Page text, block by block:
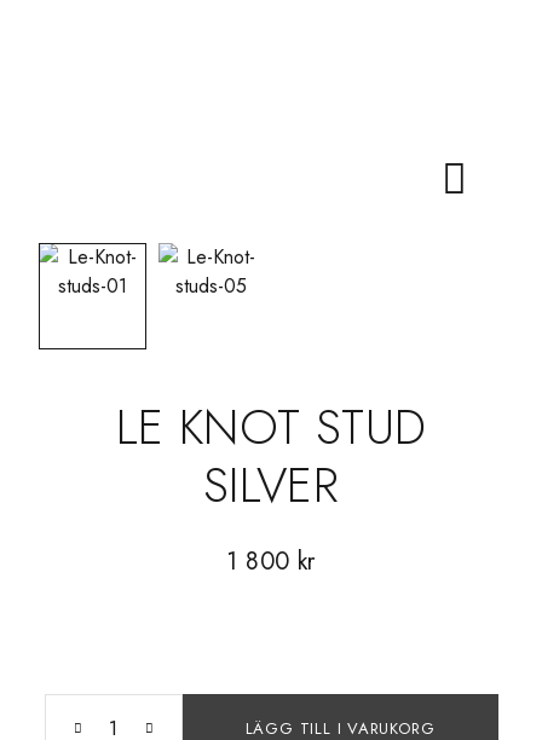
LE KNOT STUD
SILVER
1 800 kr
LÄGG TILL I VARUKORG